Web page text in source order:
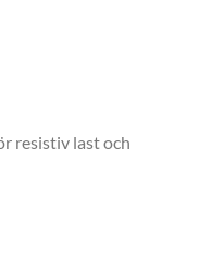
resistiv last och